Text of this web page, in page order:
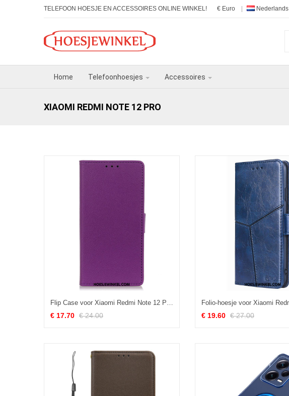
TELEFOON HOESJE EN ACCESSOIRES ONLINE WINKEL! € Euro Nederlands
Home Telefoonhoesjes Accessoires
XIAOMI REDMI NOTE 12 PRO
Flip Case voor Xiaomi Redmi Note 12 Pro Klassiek
€ 17.70 € 24.00 € 19.60 € 27.00